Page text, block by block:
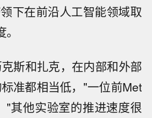
下在前沿人工智能领域取
斯和扎克，在内部和外部
准都相当低，"一位前Met
"其他实验室的推进速度很